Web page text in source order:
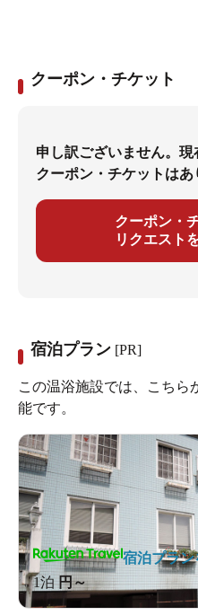
クーポン・チケット
申し訳ございません。
クーポン・チケットはあ
クーポン・
リクエスト
宿泊プラン [PR]
この温浴施設では、こちら
能です。
1泊 円～
宿泊プラン